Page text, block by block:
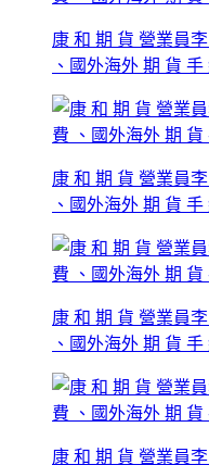
康 和 期 貨 營業員
、國外海外 期 貨 手
康 和 期 貨 營業員
、國外海外 期 貨 手
康 和 期 貨 營業員
、國外海外 期 貨 手
康 和 期 貨 營業員